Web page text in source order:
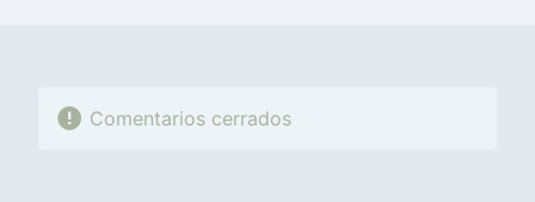
Comentarios cerrados